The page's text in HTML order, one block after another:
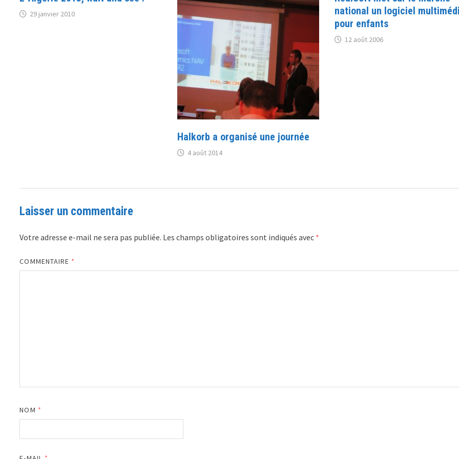
29 janvier 2010
Halkorb a organisé une journée
4 août 2014
national un logiciel
pour enfants
12 août 2006
Laisser un commentaire
Votre adresse e-mail ne sera pas publiée. Les champs obligatoires sont indiqués avec *
COMMENTAIRE *
NOM *